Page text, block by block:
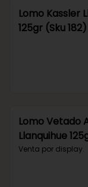
Lomo Kassler
125gr (Sku 182)
Lomo Vetado
Llanquihue
Venta por display.